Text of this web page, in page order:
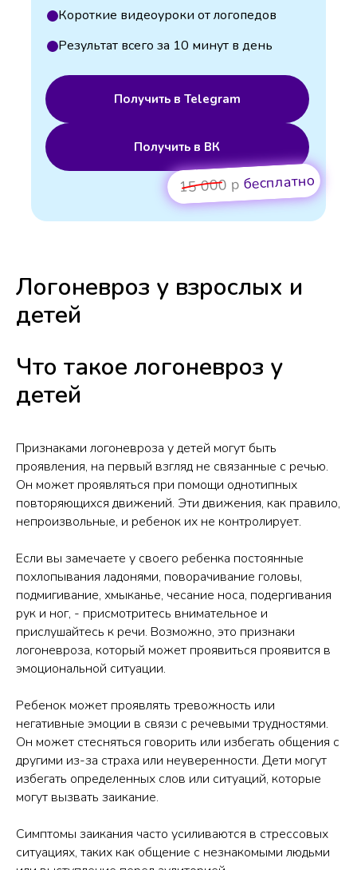
Получить в Telegram
Получить в ВК
15 000 р бесплатно
Результат всего за 10 минут в день
Короткие видеоуроки от логопедов
Логоневроз у взрослых и
детей
Что такое логоневроз у
детей
Признаками логоневроза у детей могут быть
проявления, на первый взгляд не связанные с речью.
Он может проявляться при помощи однотипных
повторяющихся движений. Эти движения, как правило,
непроизвольные, и ребенок их не контролирует.
Если вы замечаете у своего ребенка постоянные
похлопывания ладонями, поворачивание головы,
подмигивание, хмыканье, чесание носа, подергивания
рук и ног, - присмотритесь внимательное и
прислушайтесь к речи. Возможно, это признаки
логоневроза, который может проявиться проявится в
эмоциональной ситуации.
Ребенок может проявлять тревожность или
негативные эмоции в связи с речевыми трудностями.
Он может стесняться говорить или избегать общения с
другими из-за страха или неуверенности. Дети могут
избегать определенных слов или ситуаций, которые
могут вызвать заикание.
Симптомы заикания часто усиливаются в стрессовых
ситуациях, таких как общение с незнакомыми людьми